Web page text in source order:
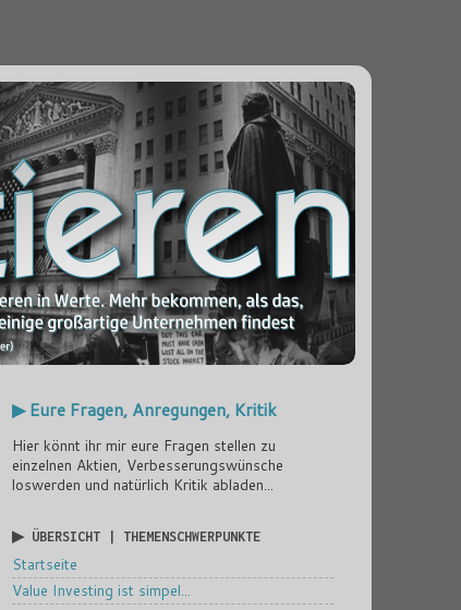
▶ Eure Fragen, Anregungen, Kritik
Hier könnt ihr mir eure Fragen stellen zu
einzelnen Aktien, Verbesserungswünsche
loswerden und natürlich Kritik abladen...
▶ ÜBERSICHT | THEMENSCHWERPUNKTE
Startseite
Value Investing ist simpel...